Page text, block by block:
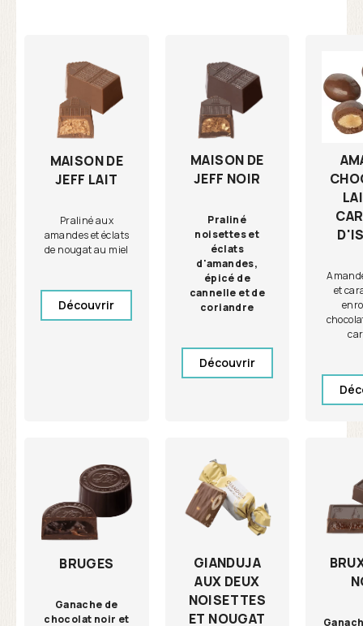
MAISON DE
JEFF LAIT
Praliné aux
amandes et éclats
de nougat au miel
Découvrir
MAISON DE
JEFF NOIR
Praliné
noisettes et
éclats
d'amandes,
épicé de
cannelle et de
coriandre
Découvrir
et
BRUGES
Ganache de
chocolat noir et
GIANDUJA
AUX DEUX
NOISETTES
ET NOUGAT